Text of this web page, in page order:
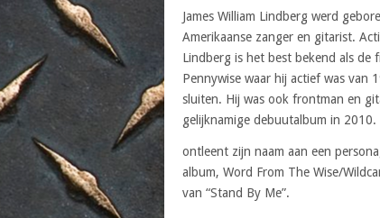
James William Lindberg werd
Amerikaanse zanger en gitarist.
Lindberg is het best bekend als
Pennywise waar hij actief was van
sluiten. Hij was ook frontman en
gelijknamige debuutalbum in 2010.
ontleent zijn naam aan een
album, Word From The Wise/
van “Stand By Me”.